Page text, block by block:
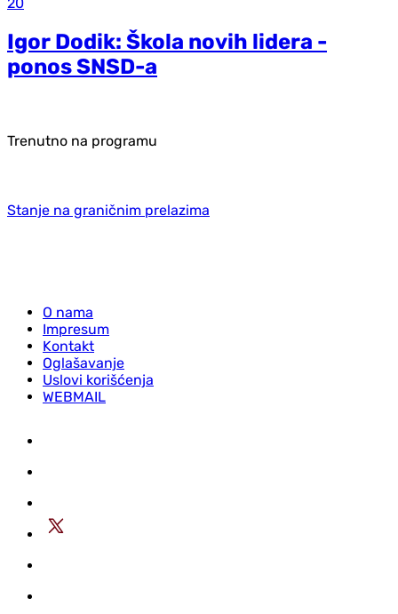
Igor Dodik: Škola novih lidera -
ponos SNSD-a
Trenutno na programu
Stanje na graničnim prelazima
O nama
Impresum
Kontakt
Oglašavanje
Uslovi korišćenja
WEBMAIL